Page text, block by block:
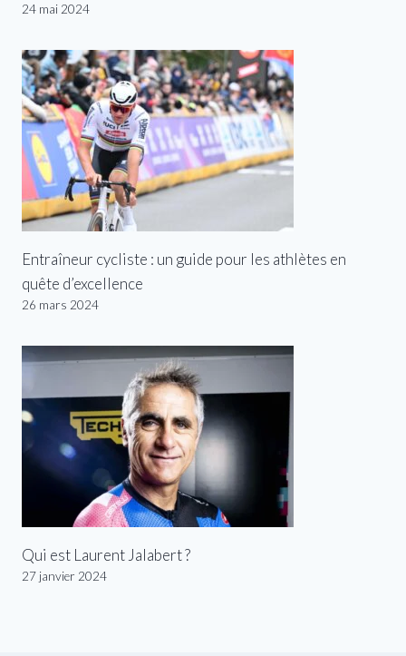
24 mai 2024
Entraîneur cycliste : un guide pour les athlètes en
quête d’excellence
26 mars 2024
Qui est Laurent Jalabert ?
27 janvier 2024